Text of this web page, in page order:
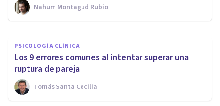
Nahum Montagud Rubio
Carolina Marín
PSICOLOGÍA CLÍNICA
Los 9 errores comunes al intentar superar una
ruptura de pareja
Tomás Santa Cecilia